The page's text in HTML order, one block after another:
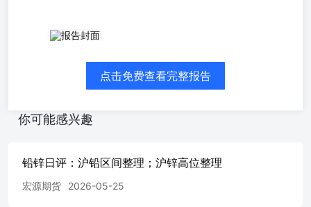
点击免费查看完整报告
你可能感兴趣
铅锌日评：沪铅区间整理；沪锌高位整理
宏源期货 2026-05-25